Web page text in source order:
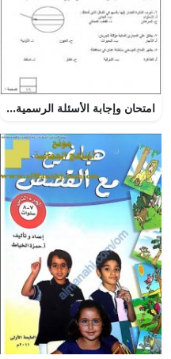
امتحان وإجابة الأسئلة الرسمية في محافظة البريمي للفصل الدراسي الأول الدور الثاني (اجتماعيات) الخامس